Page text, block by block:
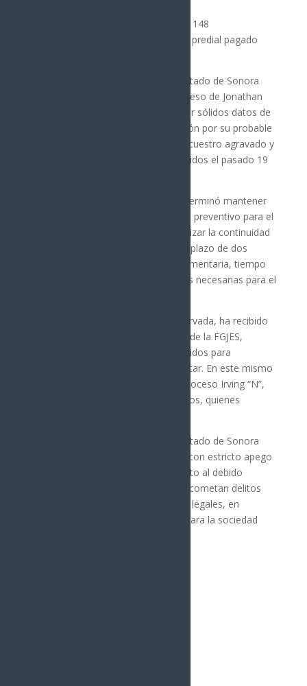
Comentó que el año pasado fueron 148
contribuyentes seleccionados en su predial pagado
La Fiscalía General de Justicia del Estado de Sonora
(FGJES) obtuvo la vinculación a proceso de Jonathan
Asael “N”, de 16 años, tras presentar sólidos datos de
prueba que sustentaron la imputación por su probable
responsabilidad en los delitos de secuestro agravado y
asociación delictuosa, hechos ocurridos el pasado 19
El Juez Penal para Adolescentes determinó mantener
la medida cautelar de internamiento preventivo para el
imputado, con el objetivo de garantizar la continuidad
del proceso judicial, y estableció un plazo de dos
meses para la investigación complementaria, tiempo
en el que se realizarán las diligencias necesarias para el
La víctima, cuya identidad está reservada, ha recibido
atención integral y apoyo por parte de la FGJES,
conforme a los protocolos establecidos para
garantizar sus derechos y su bienestar. En este mismo
caso, también están vinculados a proceso Irving “N”,
de 16 años, y Melanie “N”, de 28 años, quienes
La Fiscalía General de Justicia del Estado de Sonora
reafirma su compromiso de actuar con estricto apego
a la legalidad, garantizando el respeto al debido
proceso y asegurando que quienes cometan delitos
graves enfrenten las consecuencias legales, en
beneficio de la seguridad y justicia para la sociedad